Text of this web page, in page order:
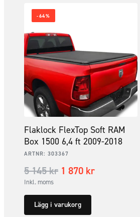
-64%
Flaklock FlexTop Soft RAM
Box 1500 6,4 ft 2009-2018
ARTNR: 303367
5 145kr 1 870 kr
Inkl. moms
Lägg i varukorg